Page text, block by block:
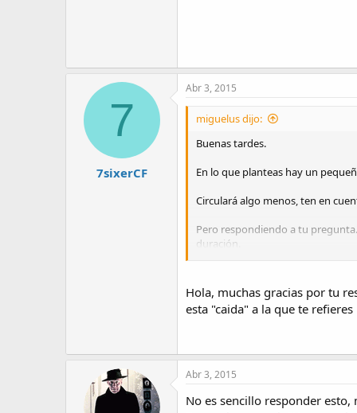
7
7sixerCF
Abr 3, 2015
miguelus dijo:
Buenas tardes.
En lo que planteas hay un
Circulará algo menos, ten en
Pero respondiendo a tu
duración.
Hola, muchas gracias por tu
esta "caida" a la que te refieres
Abr 3, 2015
No es sencillo responder esto,